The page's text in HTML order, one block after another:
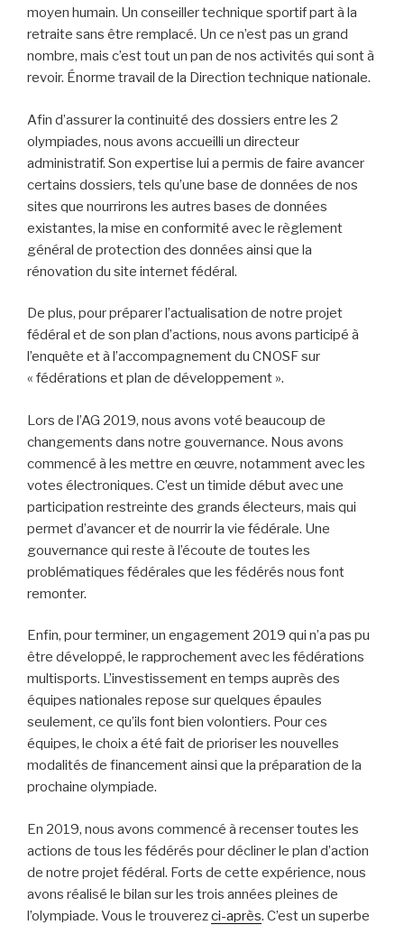
moyen humain. Un conseiller technique sportif part à la
retraite sans être remplacé. Un ce n’est pas un grand
nombre, mais c’est tout un pan de nos activités qui sont à
revoir. Énorme travail de la Direction technique nationale.
Afin d’assurer la continuité des dossiers entre les 2
olympiades, nous avons accueilli un directeur
administratif. Son expertise lui a permis de faire avancer
certains dossiers, tels qu’une base de données de nos
sites que nourrirons les autres bases de données
existantes, la mise en conformité avec le règlement
général de protection des données ainsi que la
rénovation du site internet fédéral.
De plus, pour préparer l’actualisation de notre projet
fédéral et de son plan d’actions, nous avons participé à
l’enquête et à l’accompagnement du CNOSF sur
« fédérations et plan de développement ».
Lors de l’AG 2019, nous avons voté beaucoup de
changements dans notre gouvernance. Nous avons
commencé à les mettre en œuvre, notamment avec les
votes électroniques. C’est un timide début avec une
participation restreinte des grands électeurs, mais qui
permet d’avancer et de nourrir la vie fédérale. Une
gouvernance qui reste à l’écoute de toutes les
problématiques fédérales que les fédérés nous font
remonter.
Enfin, pour terminer, un engagement 2019 qui n’a pas pu
être développé, le rapprochement avec les fédérations
multisports. L’investissement en temps auprès des
équipes nationales repose sur quelques épaules
seulement, ce qu’ils font bien volontiers. Pour ces
équipes, le choix a été fait de prioriser les nouvelles
modalités de financement ainsi que la préparation de la
prochaine olympiade.
En 2019, nous avons commencé à recenser toutes les
actions de tous les fédérés pour décliner le plan d’action
de notre projet fédéral. Forts de cette expérience, nous
avons réalisé le bilan sur les trois années pleines de
l’olympiade. Vous le trouverezci-après. C’est un superbe